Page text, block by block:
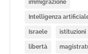
immigrazione
Intelligenza
Israele istituzioni
libertà